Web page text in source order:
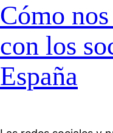
Cómo
con los
España